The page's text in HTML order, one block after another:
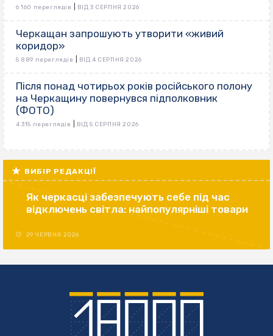
6 160 переглядів ВІД 3 СЕРПНЯ 2026
Черкащан запрошують утворити «живий
коридор»
5 889 переглядів ВІД 4 СЕРПНЯ 2026
Після понад чотирьох років російського полону
на Черкащину повернувся підполковник
(ФОТО)
4 315 переглядів ВІД 5 СЕРПНЯ 2026
ВИБІР РЕДАКЦІЇ
Як черкасці забезпечують себе під час
відключень світла: найпопулярніші товари
29 ЧЕРВНЯ 2026